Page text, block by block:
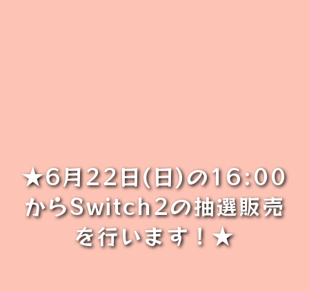
★6月22日(日)の16:00
からSwitch2の抽選販売
を行います！★